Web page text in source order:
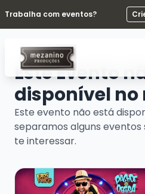
Trabalha com eventos?
Este Evento
disponível
Este evento não está
separamos alguns
te interessar.
Veja mais sobre EROS